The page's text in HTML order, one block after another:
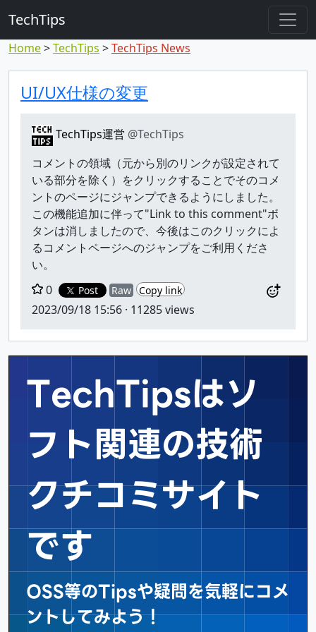
TechTips
Home TechTips TechTips News
対象のコメント
トピックと対象コメント
UI/UX仕様の変更
TechTips運営 @TechTips
コメントの領域（元から別のリンクが設定されて
いる部分を除く）をクリックすることでそのコメ
ントのページにジャンプできるようにしました。
この機能追加に伴って"Link to this comment"ボ
タンは消しましたので、今後はこのクリックによ
るコメントページへのジャンプをご利用くださ
い。
0
Post Raw Copy link
2023/09/18 15:56 · 11285 views
TechTipsはソ
フト関連の技術
クチコミサイト
です
OSS等のTipsや疑問を気軽にコメ
ントしてみよう！